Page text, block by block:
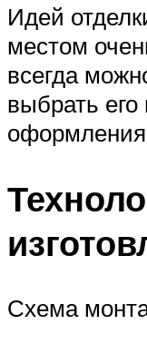
Идей
местом
всегда
выбрать его
Схема